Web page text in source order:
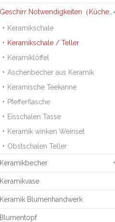
Keramikschale
Keramikschale / Teller
Keramiklöffel
Aschenbecher aus Keramik
Keramische Teekanne
Pfefferflasche
Eisschalen Tasse
Keramik winken Weinset
Obstschalen Teller
Keramikbecher
Keramikvase
Keramik Blumenhandwerk
Blumentopf